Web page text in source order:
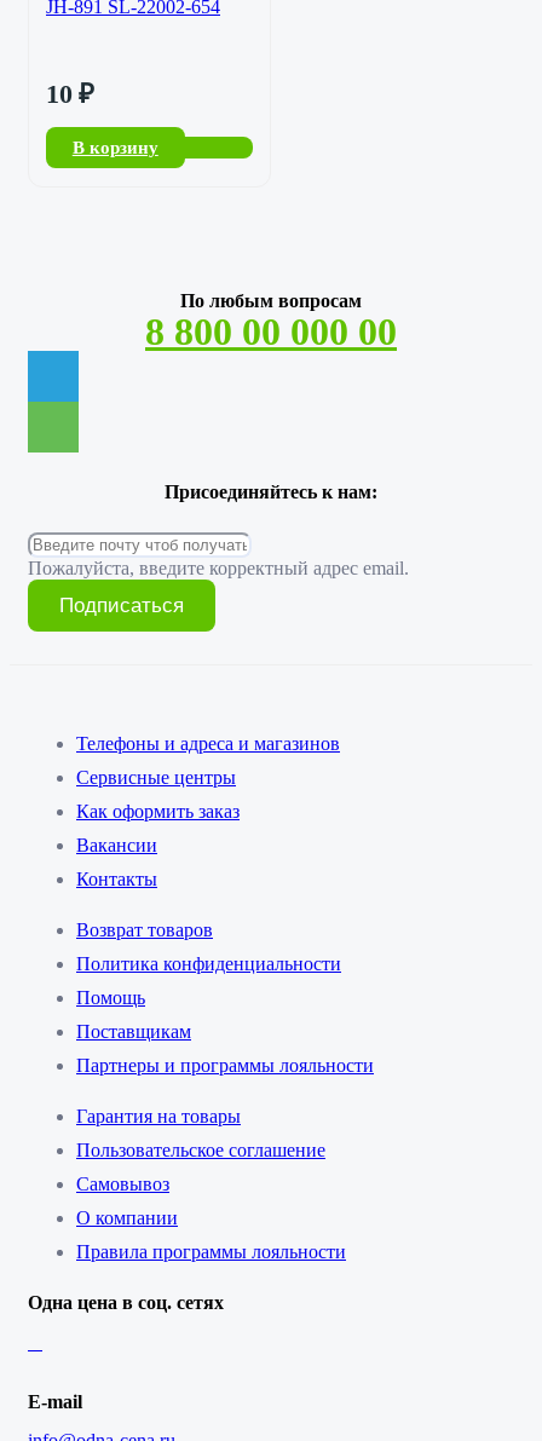
JH-891 SL-22002-654
10 ₽
В корзину
По любым вопросам
8 800 00 000 00
Присоединяйтесь к нам:
Пожалуйста, введите корректный адрес email.
Подписаться
Телефоны и адреса и магазинов
Сервисные центры
Как оформить заказ
Вакансии
Контакты
Возврат товаров
Политика конфиденциальности
Помощь
Поставщикам
Партнеры и программы лояльности
Гарантия на товары
Пользовательское соглашение
Самовывоз
О компании
Правила программы лояльности
Одна цена в соц. сетях
E-mail